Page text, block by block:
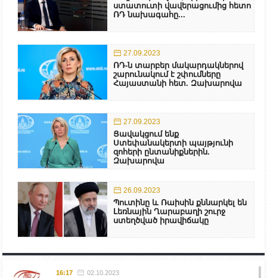
ստատուտի վավերացումից հետո
ՌԴ նախագահը...
27.09.2023
ՌԴ-ն տարբեր մակարդակներով
շարունակում է շփումները
Հայաստանի հետ. Զախարովա
27.09.2023
Ցավակցում ենք
Ստեփանակերտի պայթյունի
զոհերի ընտանիքներին.
Զախարովա
26.09.2023
Պուտինը և Ռաիսին քննարկել են
Լեռնային Ղարաբաղի շուրջ
ստեղծված իրավիճակը
16:17 02.10.2023